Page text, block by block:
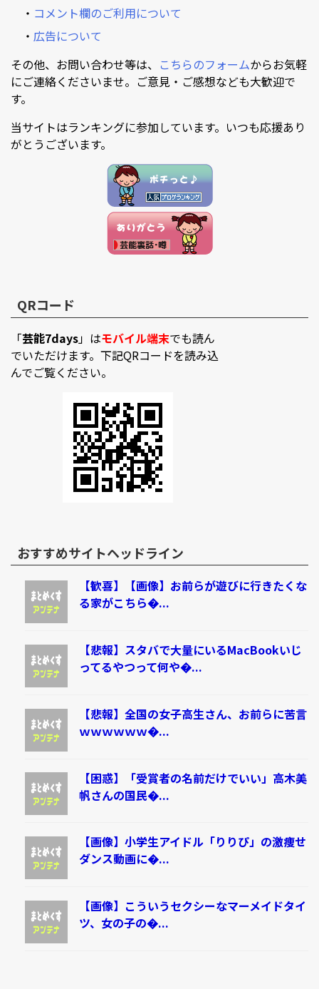
・ コメント欄のご利用について
・ 広告について
その他、お問い合わせ等は、 こちらのフォームからお気軽
にご連絡くださいませ。ご意見・ご感想なども大歓迎で
す。
当サイトはランキングに参加しています。いつも応援あり
がとうございます。
QRコード
「芸能7days」はモバイル端末でも読ん
でいただけます。下記QRコードを読み込
んでご覧ください。
おすすめサイトヘッドライン
【歓喜】【画像】お前らが遊びに行きたくな
る家がこちら�...
【悲報】スタバで大量にいるMacBookいじ
ってるやつって何や�...
【悲報】全国の女子高生さん、お前らに苦言
ｗｗｗｗｗｗ�...
【困惑】「受賞者の名前だけでいい」高木美
帆さんの国民�...
【画像】小学生アイドル「りりぴ」の激痩せ
ダンス動画に�...
【画像】こういうセクシーなマーメイドタイ
ツ、女の子の�...